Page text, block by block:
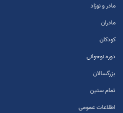
مادر و نوزاد
مادران
کودکان
دوره نوجوانی
بزرگسالان
تمام سنین
اطلاعات عمومی